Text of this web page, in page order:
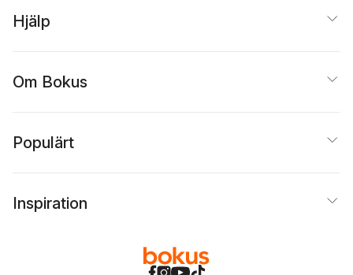
Hjälp
Om Bokus
Populärt
Inspiration